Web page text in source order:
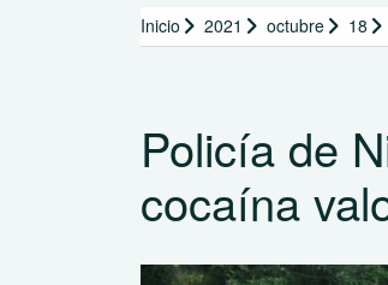
Inicio 2021 octubre 18
Policía de
cocaína